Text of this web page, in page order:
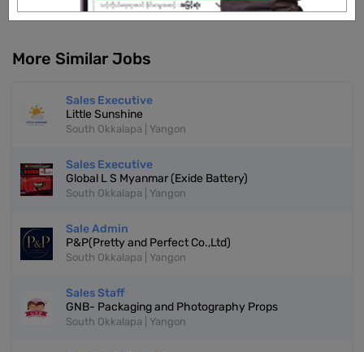
REGISTER NOW!
More Similar Jobs
Sales Executive
Little Sunshine
South Okkalapa | Yangon
Sales Executive
Global L S Myanmar (Exide Battery)
South Okkalapa | Yangon
Sale Admin
P&P(Pretty and Perfect Co.,Ltd)
South Okkalapa | Yangon
Sales Staff
GNB- Packaging and Photography Props
South Okkalapa | Yangon